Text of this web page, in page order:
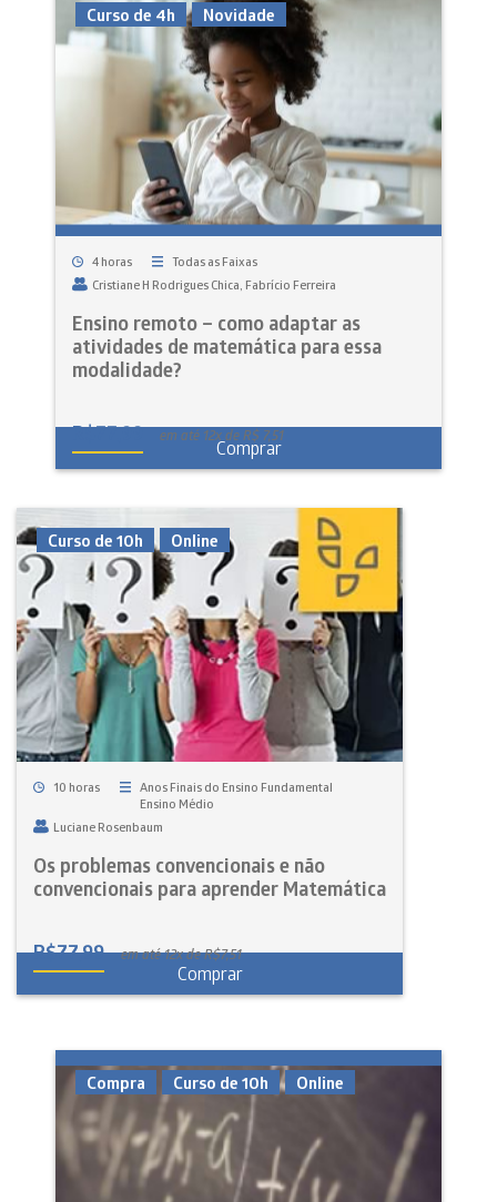
Curso de 4h Novidade
4 horas
Todas as Faixas
Cristiane H Rodrigues Chica Fabrício Ferreira
Ensino remoto – como adaptar as
atividades de matemática para essa
modalidade?
R$77,99 em até 12x de R$ 7,51
Comprar
Curso de 10h Online
10 horas
Anos Finais do Ensino Fundamental
Ensino Médio
Luciane Rosenbaum
Os problemas convencionais e não
convencionais para aprender Matemática
R$77,99 em até 12x de R$7,51
Comprar
Compra Curso de 10h Online